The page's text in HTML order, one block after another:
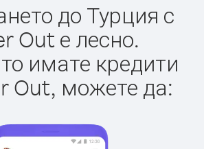
до Турция с
Out е лесно.
имате кредити
Out, можете да: